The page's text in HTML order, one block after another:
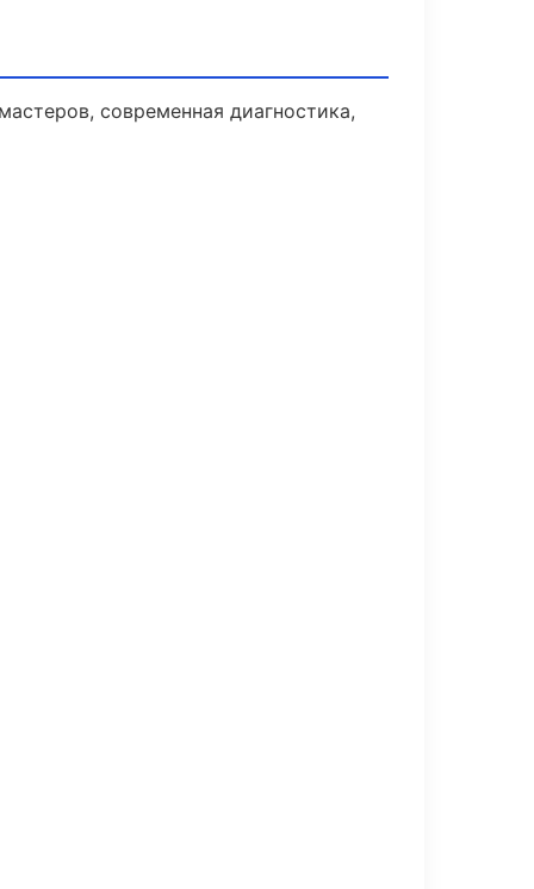
современная диагностика,